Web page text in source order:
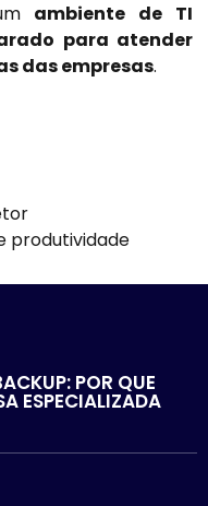
ambiente de TI
para atender
das empresas.
produtividade
POR QUE
ESPECIALIZADA